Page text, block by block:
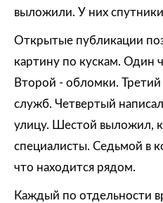
выложили. У них
Открытые публикации
картину по кускам. Один
Второй - обломки.
служб. Четвертый
улицу. Шестой выложил,
специалисты. Седьмой в
что находится рядом.
Каждый по отдельности